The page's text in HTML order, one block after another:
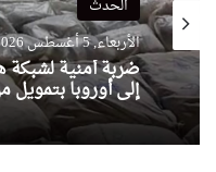
الحدث
الأربعاء, 5 أغسطس 2026, 20:52
إلى أوروبا